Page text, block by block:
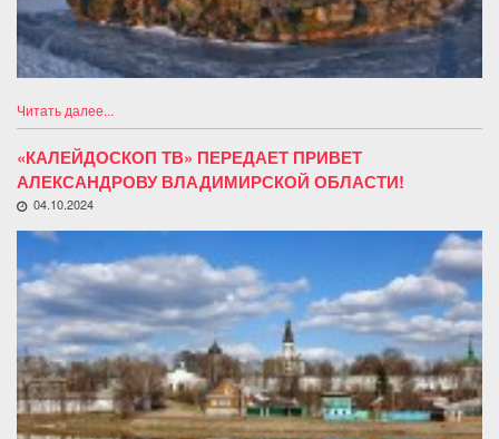
Читать далее...
«КАЛЕЙДОСКОП ТВ» ПЕРЕДАЕТ ПРИВЕТ
АЛЕКСАНДРОВУ ВЛАДИМИРСКОЙ ОБЛАСТИ!
04.10.2024